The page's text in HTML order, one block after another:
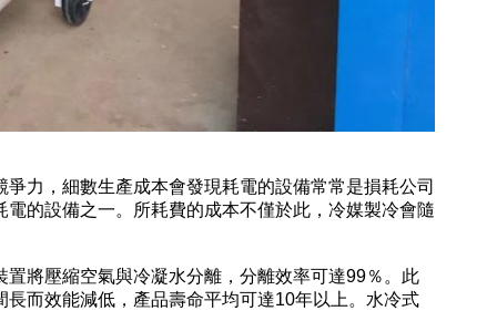
力，細數生產成本會發現耗電的設備常常是損耗公司
的設備之一。所耗費的成本不僅於此，冷媒製冷會隨
將壓縮空氣與冷凝水分離，分離效率可達99％。此
而效能減低，產品壽命平均可達10年以上。水冷式